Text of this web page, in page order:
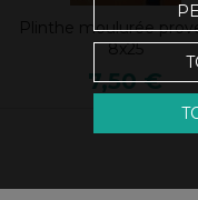
Plinthe moulurée
8x25
7,50 €